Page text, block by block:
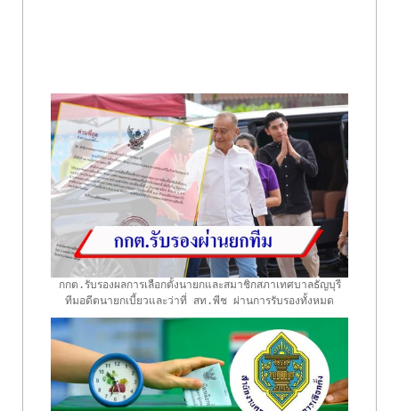
กกต.รับรองผลการเลือกตั้งนายกและสมาชิกสภาเทศบาลธัญบุรี
ทีมอดีตนายกเบี้ยวและว่าที่ สท.พีช ผ่านการรับรองทั้งหมด